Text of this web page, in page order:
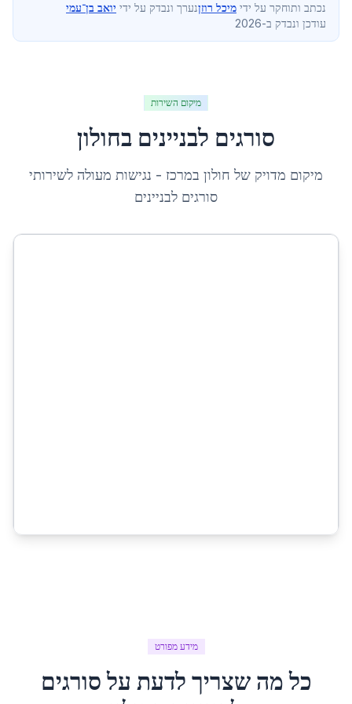
נכתב ותוחקר על ידי מיכל רוזןנערך ונבדק על ידי יואב בן־עמי
עודכן ונבדק ב-2026
מיקום השירות
סורגים לבניינים בחולון
מיקום מדויק של חולון במרכז - נגישות מעולה לשירותי
סורגים לבניינים
מידע מפורט
כל מה שצריך לדעת עלסורגים